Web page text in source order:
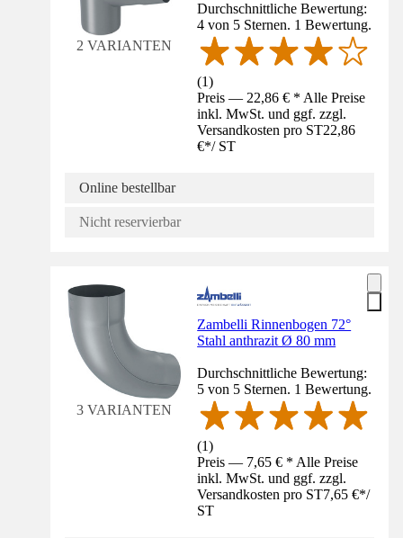
2 VARIANTEN
Durchschnittliche Bewertung:
4 von 5 Sternen. 1 Bewertung.
(1)
Preis — 22,86 € * Alle Preise
inkl. MwSt. und ggf. zzgl.
Versandkosten pro ST22,86
€*/ ST
Online bestellbar
Nicht reservierbar
3 VARIANTEN
Zambelli Rinnenbogen 72°
Stahl anthrazit Ø 80 mm
Durchschnittliche Bewertung:
5 von 5 Sternen. 1 Bewertung.
(1)
Preis — 7,65 € * Alle Preise
inkl. MwSt. und ggf. zzgl.
Versandkosten pro ST7,65 €*/
ST